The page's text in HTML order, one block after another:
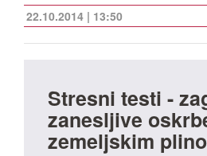
22.10.2014 | 13:50
Stresni testi -
zanesljive
zemeljskim